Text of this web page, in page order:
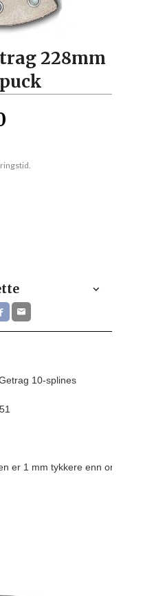
228mm
10-splines
er 1 mm tykkere enn